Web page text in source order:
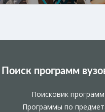
Поиск программ
Поисковик программ
Программы по